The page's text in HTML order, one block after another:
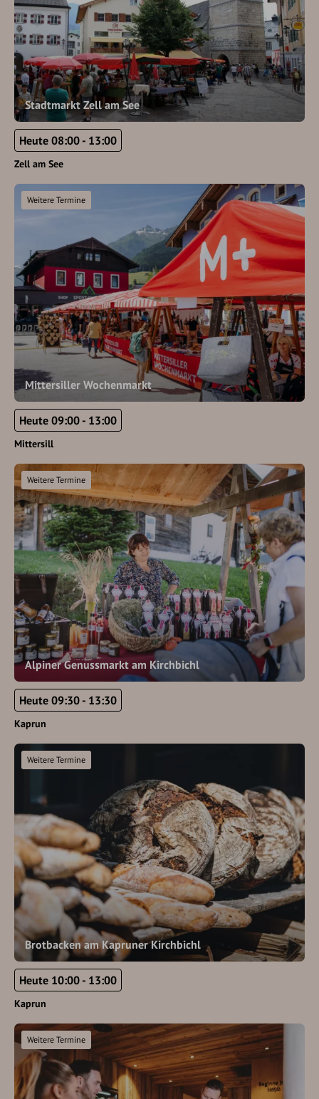
Stadtmarkt Zell am See
Heute 08:00 - 13:00
Zell am See
Mittersiller Wochenmarkt
Weitere Termine
Heute 09:00 - 13:00
Mittersill
Alpiner Genussmarkt am Kirchbichl
Weitere Termine
Heute 09:30 - 13:30
Kaprun
Brotbacken am Kapruner Kirchbichl
Weitere Termine
Heute 10:00 - 13:00
Kaprun
Weitere Termine